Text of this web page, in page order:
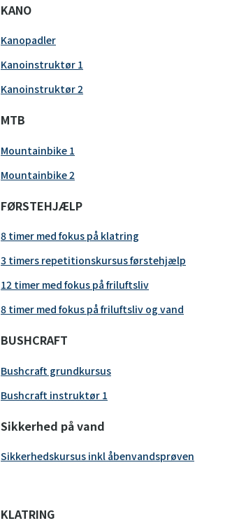
KANO
Kanopadler
Kanoinstruktør 1
Kanoinstruktør 2
MTB
Mountainbike 1
Mountainbike 2
FØRSTEHJÆLP
8 timer med fokus på klatring
3 timers repetitionskursus førstehjælp
12 timer med fokus på friluftsliv
8 timer med fokus på friluftsliv og vand
BUSHCRAFT
Bushcraft grundkursus
Bushcraft instruktør 1
Sikkerhed på vand
Sikkerhedskursus inkl åbenvandsprøven
KLATRING